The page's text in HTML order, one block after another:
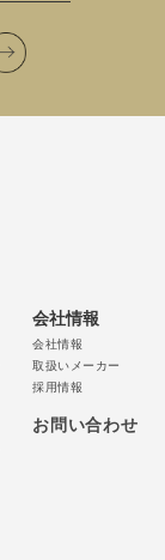
会社情報
会社情報
取扱いメーカー
採用情報
お問い合わせ